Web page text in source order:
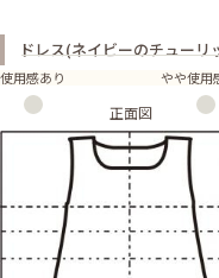
ドレス(ネイビーのチューリ
使用感あり やや使用
正面図